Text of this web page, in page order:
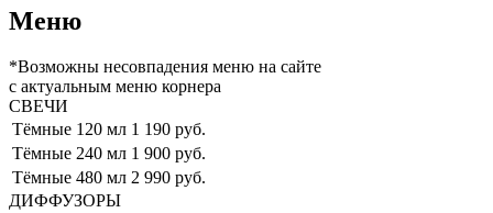
Меню
*Возможны несовпадения меню на сайте
с актуальным меню корнера
СВЕЧИ
Тёмные 120 мл 1 190 руб.
Тёмные 240 мл 1 900 руб.
Тёмные 480 мл 2 990 руб.
ДИФФУЗОРЫ